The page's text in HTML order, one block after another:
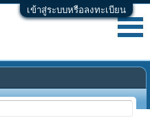
เข้าสู่ระบบหรือลงทะเบียน